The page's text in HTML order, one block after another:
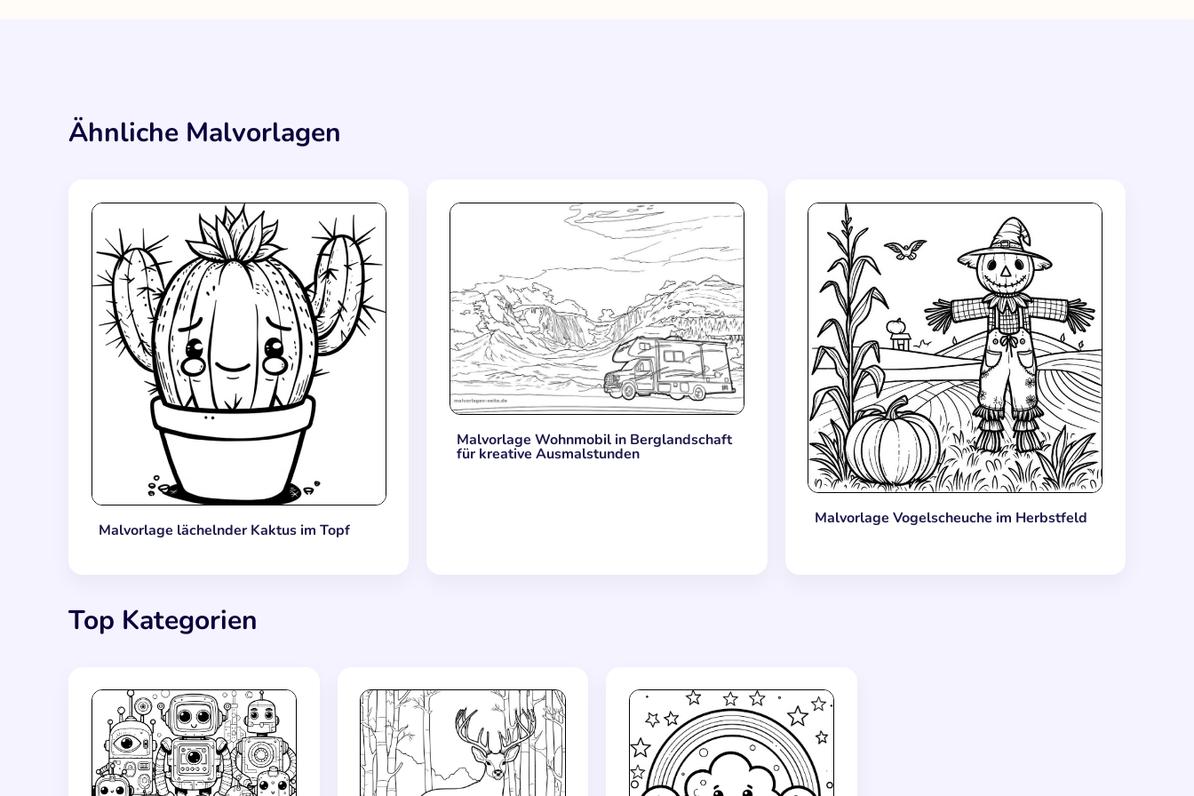
Ähnliche Malvorlagen
Malvorlage lächelnder Kaktus im Topf
Malvorlage Wohnmobil in Berglandschaft
für kreative Ausmalstunden
Malvorlage Vogelscheuche im Herbstfeld
Top Kategorien